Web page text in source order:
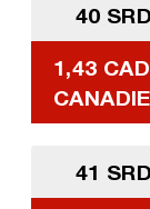
40
1,43
41